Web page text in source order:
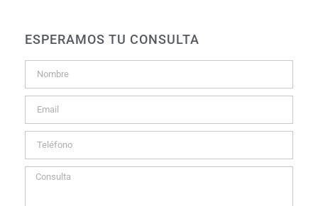
ESPERAMOS TU CONSULTA